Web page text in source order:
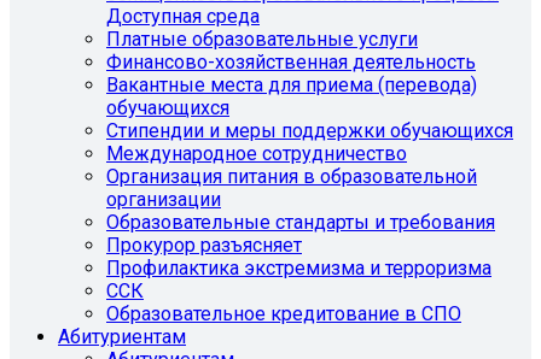
Доступная среда
Платные образовательные услуги
Финансово-хозяйственная деятельность
Вакантные места для приема (перевода)
обучающихся
Стипендии и меры поддержки обучающихся
Международное сотрудничество
Организация питания в образовательной
организации
Образовательные стандарты и требования
Прокурор разъясняет
Профилактика экстремизма и терроризма
ССК
Образовательное кредитование в СПО
Абитуриентам